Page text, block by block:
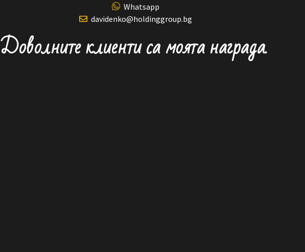
Whatsapp
davidenko@holdinggroup.bg
Доволните клиенти са моята награда.